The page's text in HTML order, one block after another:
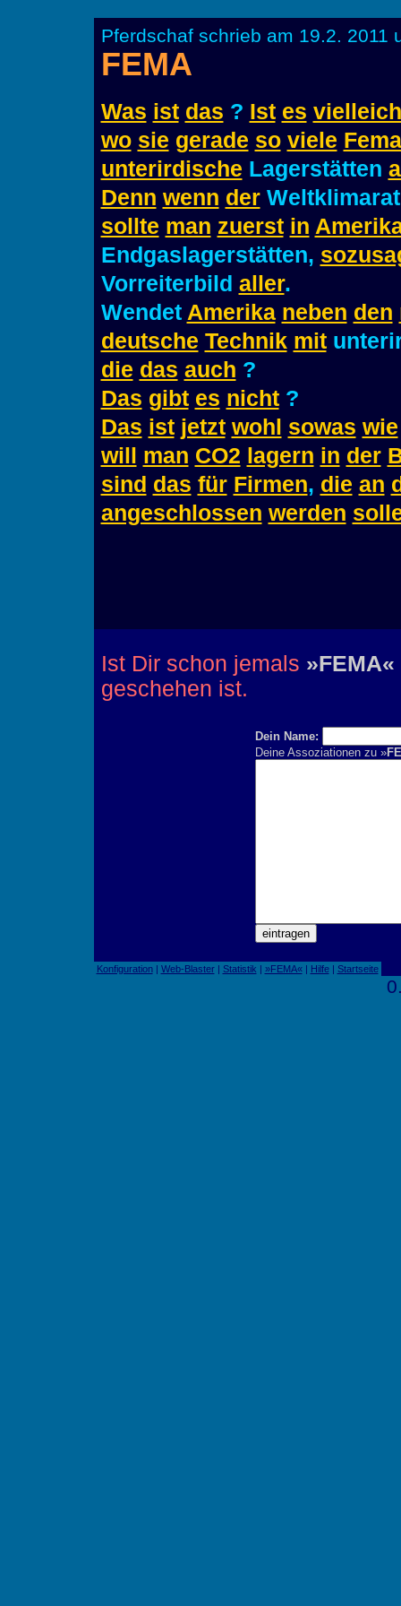
Pferdschaf schrieb am 19.2. 2011
FEMA
Was ist das ? Ist es
wo sie gerade so viele Fema
unterirdische Lagerstätten
Denn wenn der
sollte man zuerst in
Endgaslagerstätten,
Vorreiterbild aller.
Wendet Amerika neben den
deutsche Technik mit
die das auch ?
Das gibt es nicht?
Das ist jetzt wohl sowas wie
will
man CO2 lagern in der
sind das für Firmen, die an
angeschlossen werden
Ist Dir schon jemals »FEMA«
geschehen ist.
Dein Name:
Deine Assoziationen zu »
Konfiguration| Web-Blaster| Statistik | »FEMA«| Hilfe| Startseite